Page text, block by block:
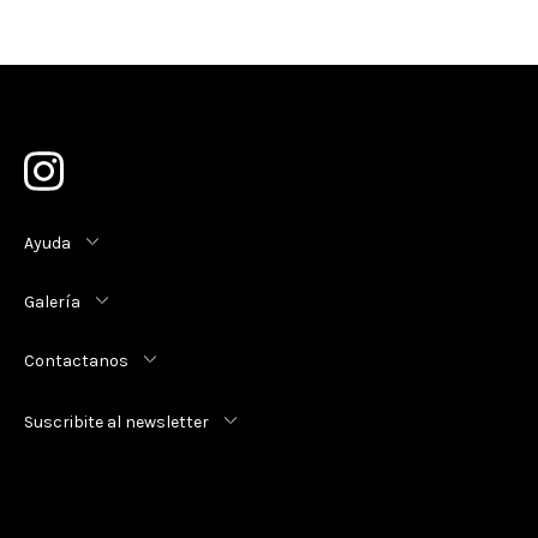
Ayuda
Galería
Contactanos
Suscribite al newsletter